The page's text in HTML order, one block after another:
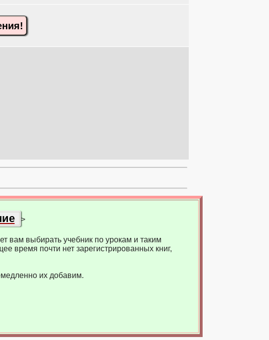
>
вам выбирать учебник по урокам и таким
время почти нет зарегистрированных книг,
их добавим.